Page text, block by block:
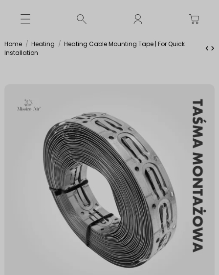
Home Heating
Heating Cable Mounting Tape | For Quick
Installation